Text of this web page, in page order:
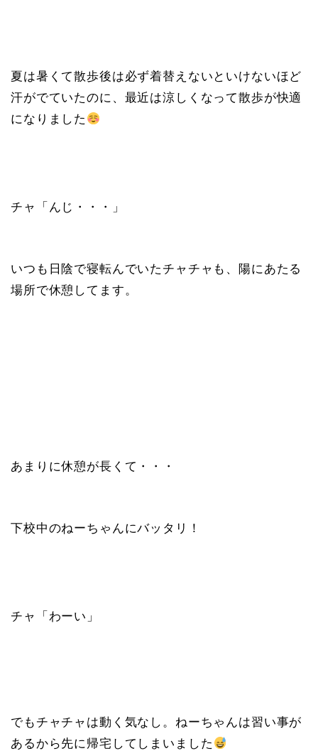
夏は暑くて散歩後は必ず着替えないといけないほど
汗がでていたのに、最近は涼しくなって散歩が快適
になりました
チャ「んじ・・・」
いつも日陰で寝転んでいたチャチャも、陽にあたる
場所で休憩してます。
あまりに休憩が長くて・・・
下校中のねーちゃんにバッタリ！
チャ「わーい」
でもチャチャは動く気なし。ねーちゃんは習い事が
あるから先に帰宅してしまいました